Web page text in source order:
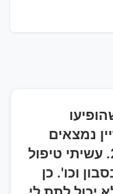
נמצאים
ומופיעים חדשים. אני בת 24. עשיתי טיפול
וכו'. כן